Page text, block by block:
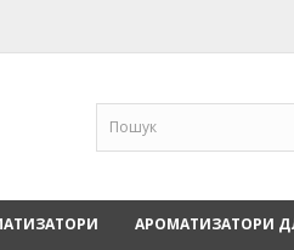
АРОМАТИЗАТОРИ